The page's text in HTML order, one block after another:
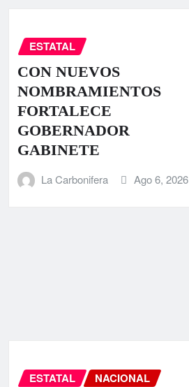
ESTATAL
CON NUEVOS
NOMBRAMIENTOS
FORTALECE
GOBERNADOR
GABINETE
La Carbonifera Ago 6, 2026
ESTATAL
NACIONAL